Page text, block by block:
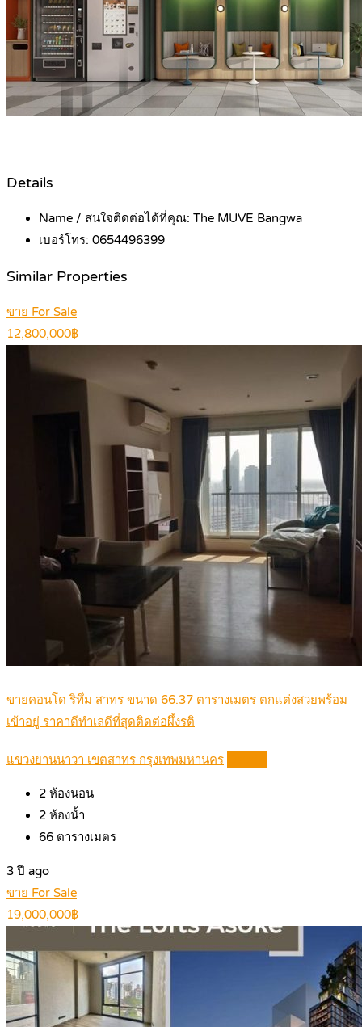
Details
Name / สนใจติดต่อได้ที่คุณ: The MUVE Bangwa
เบอร์โทร: 0654496399
Similar Properties
ขาย For Sale
12,800,000฿
ขายคอนโด ริทึ่ม สาทร ขนาด 66.37 ตารางเมตร ตกแต่งสวยพร้อม
เข้าอยู่ ราคาดีทำเลดีที่สุดติดต่อผึ้งรติ
แขวงยานนาวา เขตสาทร กรุงเทพมหานคร
2 ห้องนอน
2 ห้องน้ำ
66 ตารางเมตร
3 ปี ago
ขาย For Sale
19,000,000฿